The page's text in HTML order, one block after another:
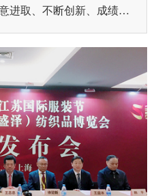
进取、不断创新、成绩斐